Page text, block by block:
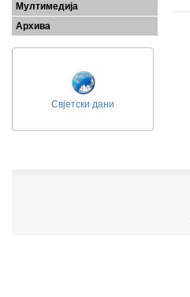
Мултимедија
Архива
Свјетски дани